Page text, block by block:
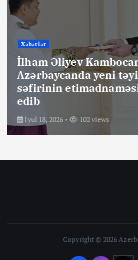
Xəbərlər
İlham Əliyev
Azərbaycanda yeni
səfirinin
edib
İyul 18, 2026 97 views
Copyright © 2026